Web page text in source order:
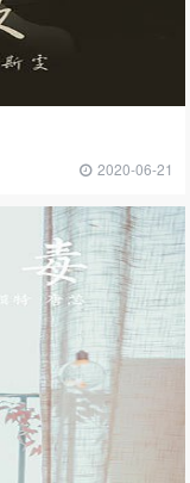
2020-06-21